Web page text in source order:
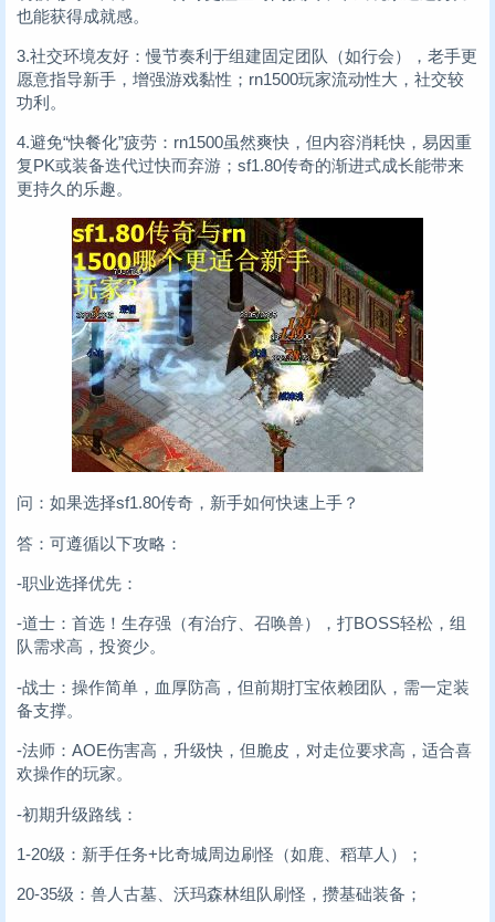
也能获得成就感。
3.社交环境友好：慢节奏利于组建固定团队（如行会），老手更
愿意指导新手，增强游戏黏性；rn1500玩家流动性大，社交较
功利。
4.避免“快餐化”疲劳：rn1500虽然爽快，但内容消耗快，易因重
复PK或装备迭代过快而弃游；sf1.80传奇的渐进式成长能带来
更持久的乐趣。
问：如果选择sf1.80传奇，新手如何快速上手？
答：可遵循以下攻略：
-职业选择优先：
-道士：首选！生存强（有治疗、召唤兽），打BOSS轻松，组
队需求高，投资少。
-战士：操作简单，血厚防高，但前期打宝依赖团队，需一定装
备支撑。
-法师：AOE伤害高，升级快，但脆皮，对走位要求高，适合喜
欢操作的玩家。
-初期升级路线：
1-20级：新手任务+比奇城周边刷怪（如鹿、稻草人）；
20-35级：兽人古墓、沃玛森林组队刷怪，攒基础装备；